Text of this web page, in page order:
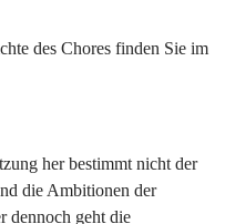
des Chores finden Sie im
her bestimmt nicht der
die Ambitionen der
dennoch geht die